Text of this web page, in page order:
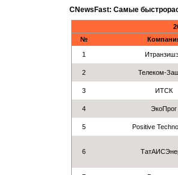
CNewsFast: Самые
№
1
2 Телеком-
3 ИТСК
4 ЭкоПрог
5 Positive
6